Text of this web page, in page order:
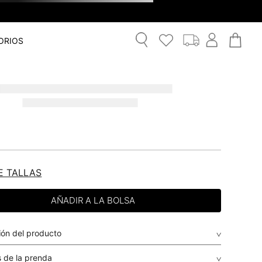
TALLAS
del producto
de la prenda